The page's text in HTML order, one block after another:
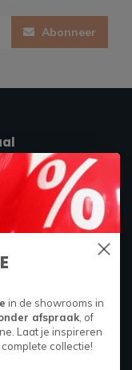
Abonneer
in de showrooms in
afspraak, of
Laat je inspireren
collectie!